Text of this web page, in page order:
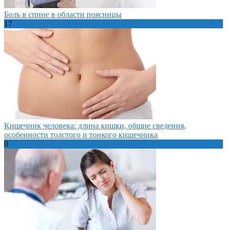
Боль в спине в области поясницы
17
Кишечник человека: длина кишки, общие сведения,
особенности толстого и тонкого кишечника
0